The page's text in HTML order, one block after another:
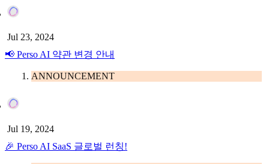
Jul 23, 2024
📢 Perso AI 약관 변경 안내
ANNOUNCEMENT
Jul 19, 2024
🎉 Perso AI SaaS 글로벌 런칭!